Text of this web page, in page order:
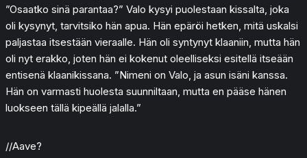
”Osaatko sinä parantaa?” Valo kysyi puolestaan kissalta, joka
oli kysynyt, tarvitsiko hän apua. Hän epäröi hetken, mitä uskalsi
paljastaa itsestään vieraalle. Hän oli syntynyt klaaniin, mutta hän
oli nyt erakko, joten hän ei kokenut oleelliseksi esitellä itseään
entisenä klaanikissana. ”Nimeni on Valo, ja asun isäni kanssa.
Hän on varmasti huolesta suunniltaan, mutta en pääse hänen
luokseen tällä kipeällä jalalla.”
//Aave?